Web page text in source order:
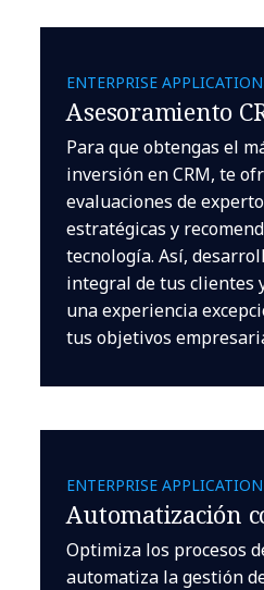
ENTERPRISE
Asesoramiento
Para que obtengas el
inversión en CRM, te
evaluaciones de
estratégicas y
tecnología. Así,
integral de tus clientes
una experiencia
tus objetivos
ENTERPRISE
Automatización
Optimiza los procesos
automatiza la gestión